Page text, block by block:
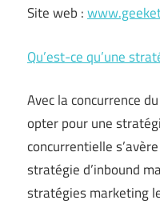
Site web :
Qu’est-ce qu’une
Avec la concurrence
opter pour une
concurrentielle
stratégie d’inbound
stratégies marketing